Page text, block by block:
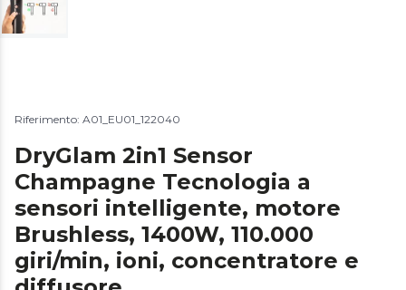
Riferimento: A01_EU01_122040
DryGlam 2in1 Sensor
Champagne Tecnologia a
sensori intelligente, motore
Brushless, 1400W, 110.000
giri/min, ioni, concentratore e